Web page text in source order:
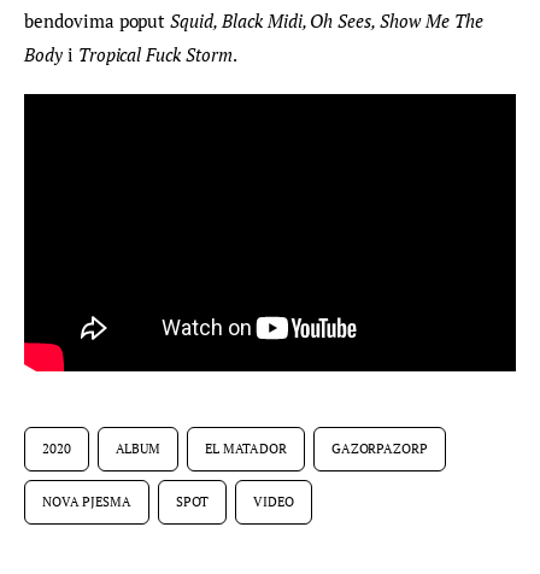
bendovima poput Squid, Black Midi, Oh Sees, Show Me The
Body i Tropical Fuck Storm.
2020 ALBUM EL MATADOR GAZORPAZORP
NOVA PJESMA SPOT VIDEO